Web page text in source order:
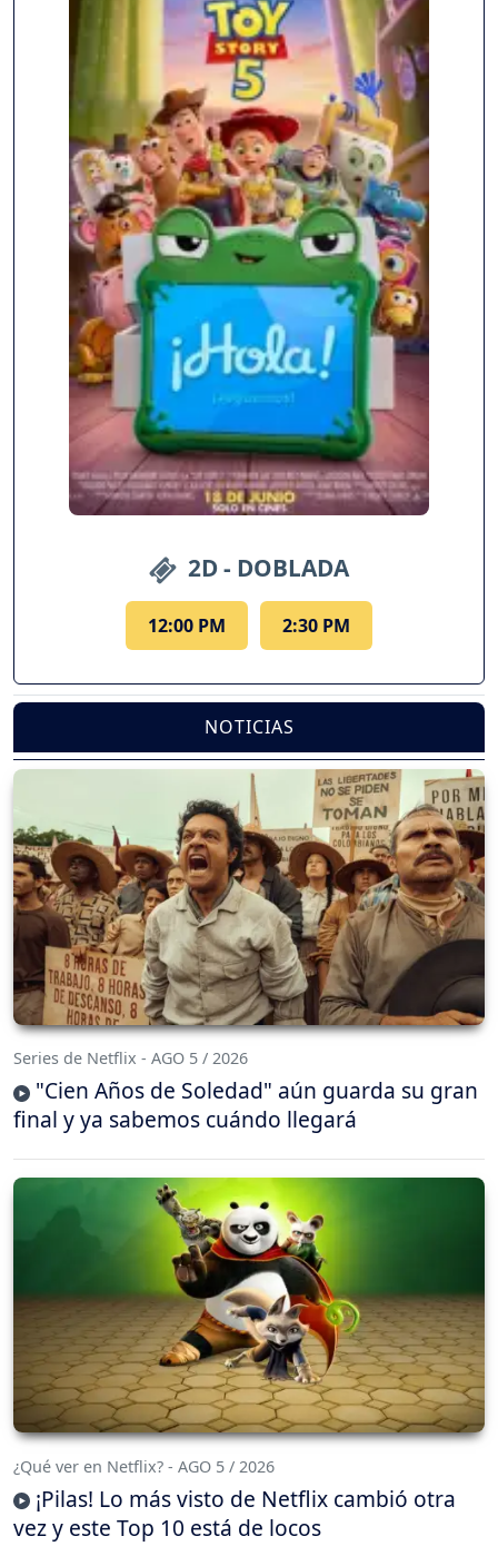
2D - DOBLADA
12:00 PM 2:30 PM
NOTICIAS
Series de Netflix - AGO 5 / 2026
"Cien Años de Soledad" aún guarda su gran
final y ya sabemos cuándo llegará
¿Qué ver en Netflix? - AGO 5 / 2026
¡Pilas! Lo más visto de Netflix cambió otra
vez y este Top 10 está de locos